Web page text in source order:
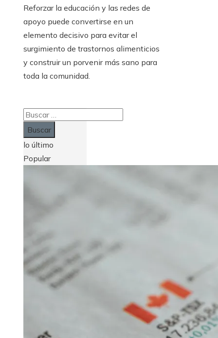
Reforzar la educación y las redes de
apoyo puede convertirse en un
elemento decisivo para evitar el
surgimiento de trastornos alimenticios
y construir un porvenir más sano para
toda la comunidad.
Buscar:
lo último
Popular